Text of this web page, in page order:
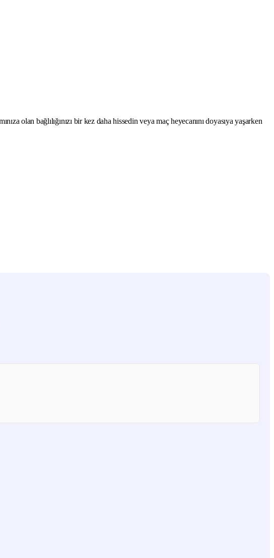
olan bağlılığınızı bir kez daha hissedin veya maç heyecanını doyasıya yaşarken